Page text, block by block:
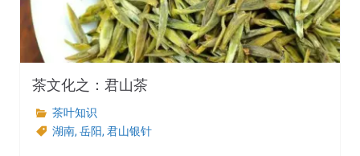
茶文化之：君山茶
茶叶知识
湖南, 岳阳, 君山银针